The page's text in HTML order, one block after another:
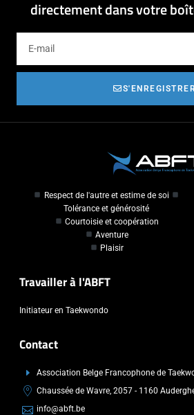
directement dans votre
Respect de l'autre et estime de soi
Tolérance et générosité
Courtoisie et coopération
Aventure
Plaisir
Travailler à l'ABFT
Initiateur en Taekwondo
Contact
Association Belge Francophone de
Chaussée de Wavre, 2057 - 1160
info@abft.be